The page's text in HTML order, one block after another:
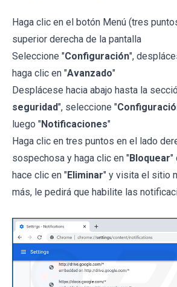
Haga clic en el botón Menú (tres
superior derecha de la pantalla
Seleccione "Configuración",
haga clic en "Avanzado"
Desplácese hacia abajo hasta la
seguridad", seleccione "
luego "Notificaciones"
Haga clic en tres puntos en el lado
sospechosa y haga clic en "Bloquear"
hace clic en "Eliminar" y visita el sitio
más, le pedirá que habilite las